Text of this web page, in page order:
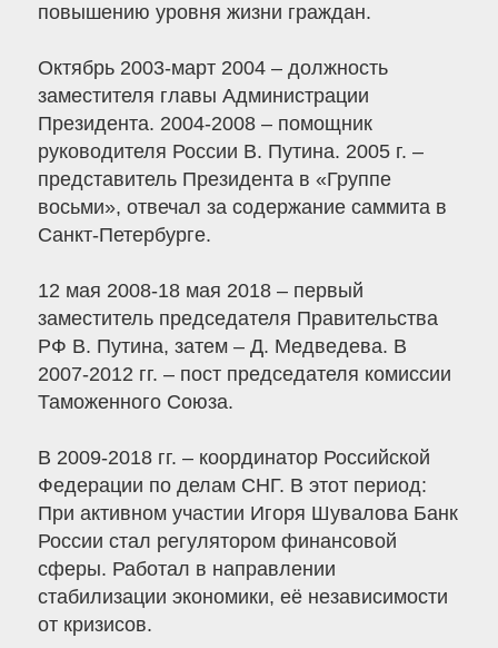
повышению уровня жизни граждан.
Октябрь 2003-март 2004 – должность
заместителя главы Администрации
Президента. 2004-2008 – помощник
руководителя России В. Путина. 2005 г. –
представитель Президента в «Группе
восьми», отвечал за содержание саммита в
Санкт-Петербурге.
12 мая 2008-18 мая 2018 – первый
заместитель председателя Правительства
РФ В. Путина, затем – Д. Медведева. В
2007-2012 гг. – пост председателя комиссии
Таможенного Союза.
В 2009-2018 гг. – координатор Российской
Федерации по делам СНГ. В этот период:
При активном участии Игоря Шувалова Банк
России стал регулятором финансовой
сферы. Работал в направлении
стабилизации экономики, её независимости
от кризисов.